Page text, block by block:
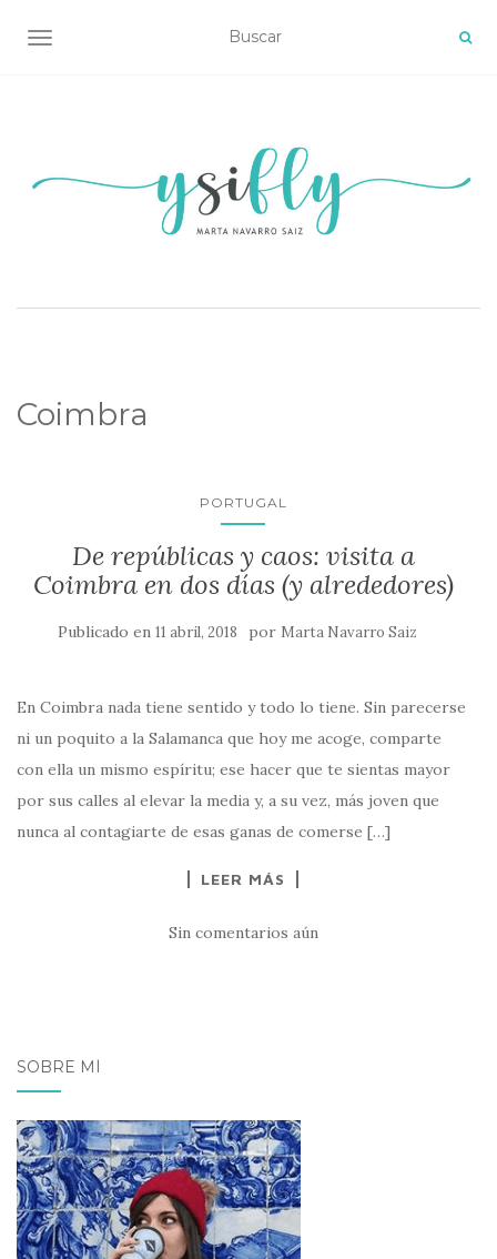
ALTERNAR NAVEGACIÓN
Coimbra
PORTUGAL
De repúblicas y caos: visita a
Coimbra en dos días (y alrededores)
Publicado en 11 abril, 2018 por Marta Navarro Saiz
En Coimbra nada tiene sentido y todo lo tiene. Sin parecerse
ni un poquito a la Salamanca que hoy me acoge, comparte
con ella un mismo espíritu; ese hacer que te sientas mayor
por sus calles al elevar la media y, a su vez, más joven que
nunca al contagiarte de esas ganas de comerse […]
LEER MÁS
Sin comentarios aún
SOBRE MÍ